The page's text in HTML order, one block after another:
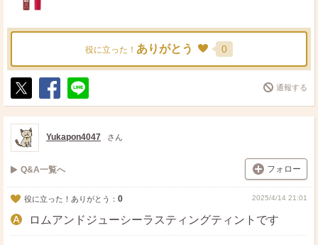
役に立った！ ありがとう 0
ポ
ス
ト
シ
ェ
送
る
通報する
Yukapon4047 さん
Q&A一覧へ フォロー
役に立った！ありがとう： 0 2025/4/14 21:01
ロムアンドジューシーラスティングティントです